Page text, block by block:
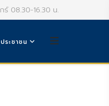
ร์ 08.30-16.30 น.
ระชาชน